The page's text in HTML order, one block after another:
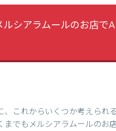
ルシアラムールのお店で
、これからいくつか考えられ
までもメルシアラムールのお